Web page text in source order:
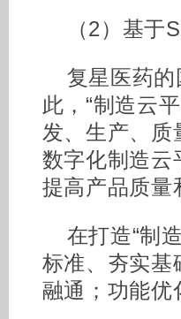
（2）基于
复星医药
此，“制造云
发、生产、质
数字化制造云
提高产品质量
在打造“制
标准、夯实基
融通；功能优